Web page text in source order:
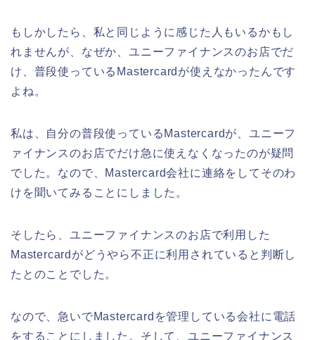
もしかしたら、私と同じように感じた人もいるかもし
れませんが、なぜか、ユニーファイナンスのお店でだ
け、普段使っているMastercardが使えなかったんです
よね。
私は、自分の普段使っているMastercardが、ユニーフ
ァイナンスのお店でだけ急に使えなくなったのが疑問
でした。なので、Mastercard会社に連絡をしてそのわ
けを聞いてみることにしました。
そしたら、ユニーファイナンスのお店で利用した
Mastercardがどうやら不正に利用されていると判断し
たとのことでした。
なので、急いでMastercardを管理している会社に電話
をすることにしました。そして、ユニーファイナンス